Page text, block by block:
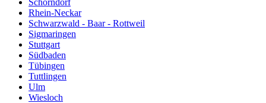
Rhein-Neckar
Schwarzwald - Baar - Rottweil
Sigmaringen
Stuttgart
Südbaden
Tübingen
Tuttlingen
Ulm
Wiesloch